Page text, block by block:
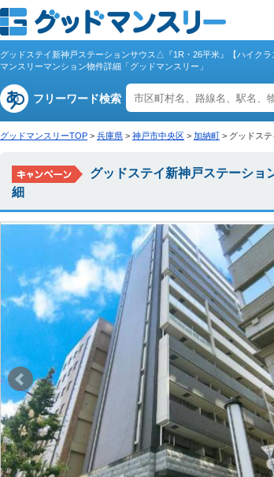
グッドステイ新神戸ステーションサウス△『1R・26平米』【ハイク
マンスリーマンション物件詳細「グッドマンスリー」
フリーワード検索
グッドマンスリーTOP > 兵庫県 > 神戸市中央区 > 加納町 > グッドス
グッドステイ新神戸ステーシ
細